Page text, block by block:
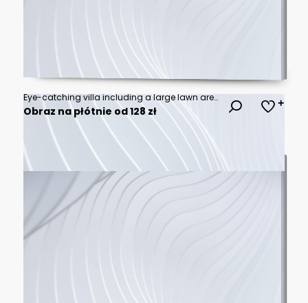
Eye-catching villa including a large lawn area and unique exterior light setup
Obraz na płótnie od 128 zł